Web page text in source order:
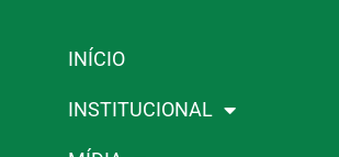
INÍCIO
INSTITUCIONAL